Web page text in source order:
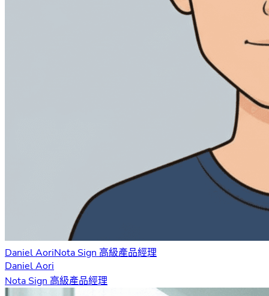
Daniel AoriNota Sign 高級產品經理
Daniel Aori
Nota Sign 高級產品經理